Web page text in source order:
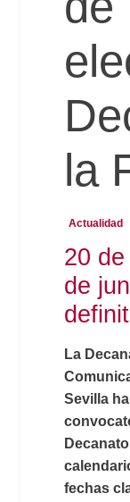
Comunicación
Doble Grado
la
Actualidad
20
de
La
Sevilla
fechas